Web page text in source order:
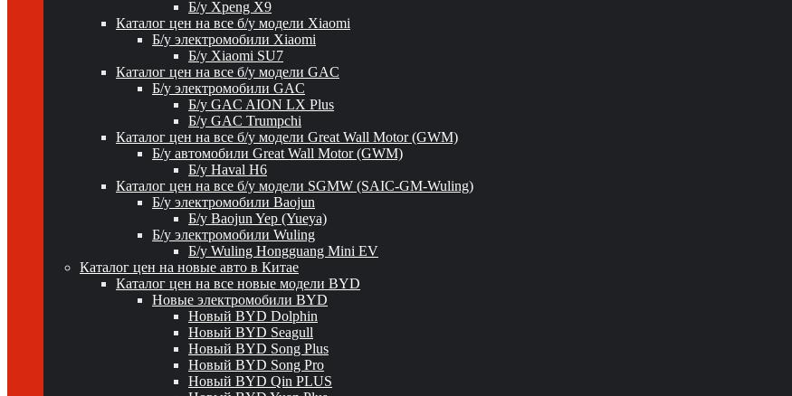
Б/у Xpeng X9
Каталог цен на все б/у модели Xiaomi
Б/у электромобили Xiaomi
Б/у Xiaomi SU7
Каталог цен на все б/у модели GAC
Б/у электромобили GAC
Б/у GAC AION LX Plus
Б/у GAC Trumpchi
Каталог цен на все б/у модели Great Wall Motor (GWM)
Б/у автомобили Great Wall Motor (GWM)
Б/у Haval H6
Каталог цен на все б/у модели SGMW (SAIC-GM-Wuling)
Б/у электромобили Baojun
Б/у Baojun Yep (Yueya)
Б/у электромобили Wuling
Б/у Wuling Hongguang Mini EV
Каталог цен на новые авто в Китае
Каталог цен на все новые модели BYD
Новые электромобили BYD
Новый BYD Dolphin
Новый BYD Seagull
Новый BYD Song Plus
Новый BYD Song Pro
Новый BYD Qin PLUS